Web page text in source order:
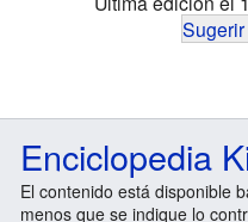
Enciclopedia
El contenido está disponible
menos que se indique lo